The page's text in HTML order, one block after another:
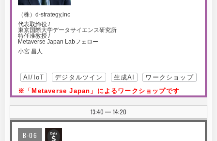
（株）d-strategy,inc
代表取締役 /
東京国際大学データサイエンス研究所
特任准教授 /
Metaverse Japan Labフェロー
小宮 昌人
AI/IoT デジタルツイン 生成AI
ワークショップ
※「Metaverse Japan」によるワークショップです
13:40 | 14:20
B-06